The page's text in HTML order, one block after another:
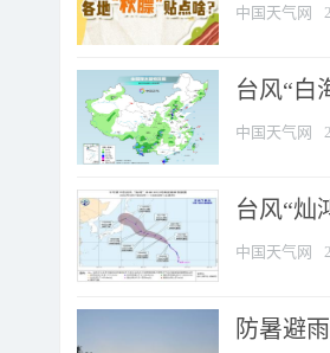
中国天气网
台风“白
中国天气网
台风“灿
中国天气网
防暑避